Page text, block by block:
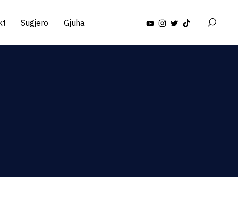
Sugjero Gjuha